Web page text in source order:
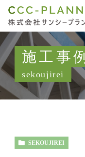
施工事例
sekoujirei
SEKOUJIREI